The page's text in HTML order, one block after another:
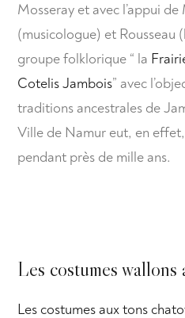
Mosseray et avec l’appui
(musicologue) et
groupe folklorique “ la
Cotelis Jambois” avec
traditions ancestrales de
Ville de Namur eut, en
pendant près de mille ans.
Les costumes wallons
Les costumes aux tons